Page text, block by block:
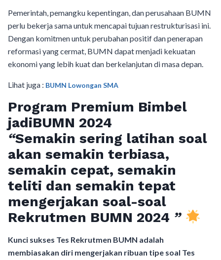
Pemerintah, pemangku kepentingan, dan perusahaan BUMN
perlu bekerja sama untuk mencapai tujuan restrukturisasi ini.
Dengan komitmen untuk perubahan positif dan penerapan
reformasi yang cermat, BUMN dapat menjadi kekuatan
ekonomi yang lebih kuat dan berkelanjutan di masa depan.
Lihat juga : BUMN Lowongan SMA
Program Premium Bimbel
jadiBUMN 2024
“Semakin sering latihan soal
akan semakin terbiasa,
semakin cepat, semakin
teliti dan semakin tepat
mengerjakan soal-soal
Rekrutmen BUMN 2024 ”
Kunci sukses Tes Rekrutmen BUMN adalah
membiasakan diri mengerjakan ribuan tipe soal Tes